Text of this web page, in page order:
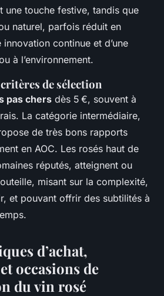
une touche festive, tandis que
naturel, parfois réduit en
innovation continue et d’une
à l’environnement.
de sélection
pas chers dès 5 €, souvent à
La catégorie intermédiaire,
de très bons rapports
en AOC. Les rosés haut de
réputés, atteignent ou
misant sur la complexité,
et pouvant offrir des subtilités à
d’achat,
occasions de
du vin rosé